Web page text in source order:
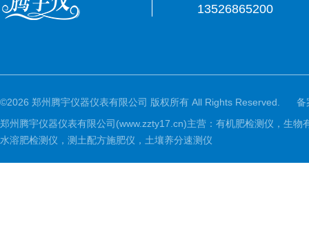
13526865200
©2026 郑州腾宇仪器仪表有限公司 版权所有 All Rights Reserved.
备
郑州腾宇仪器仪表有限公司(www.zzty17.cn)主营：有机肥检测仪，生
水溶肥检测仪，测土配方施肥仪，土壤养分速测仪